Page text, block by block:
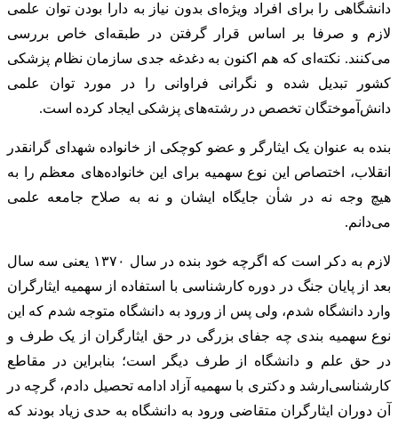
دانشگاهی را برای افراد ویژه‌ای بدون نیاز به دارا بودن توان علمی
لازم و صرفا بر اساس قرار گرفتن در طبقه‌ای خاص بررسی
می‌کنند. نکته‌ای که هم اکنون به دغدغه جدی سازمان نظام پزشکی
کشور تبدیل شده و نگرانی فراوانی را در مورد توان علمی
دانش‌آموختگان تخصص در رشته‌های پزشکی ایجاد کرده است.
بنده به عنوان یک ایثارگر و عضو کوچکی از خانواده شهدای گرانقدر
انقلاب، اختصاص این نوع سهمیه برای این خانواده‌های معظم را به
هیچ وجه نه در شأن جایگاه ایشان و نه به صلاح جامعه علمی
می‌دانم.
لازم به دکر است که اگرچه خود بنده در سال ۱۳۷۰ یعنی سه سال
بعد از پایان جنگ در دوره کارشناسی با استفاده از سهمیه ایثارگران
وارد دانشگاه شدم، ولی پس از ورود به دانشگاه متوجه شدم که این
نوع سهمیه بندی چه جفای بزرگی در حق ایثارگران از یک طرف و
در حق علم و دانشگاه از طرف دیگر است؛ بنابراین در مقاطع
کارشناسی‌ارشد و دکتری با سهمیه آزاد ادامه تحصیل دادم، گرچه در
آن دوران ایثارگران متقاضی ورود به دانشگاه به حدی زیاد بودند که